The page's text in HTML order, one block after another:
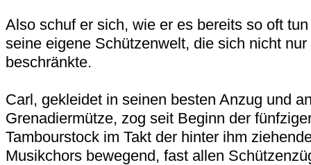
Also schuf er sich, wie er es bereits so oft
seine eigene Schützenwelt, die sich nicht nur
beschränkte.
Carl, gekleidet in seinen besten Anzug und
Grenadiermütze, zog seit Beginn der
Tambourstock im Takt der hinter ihm
Musikchors bewegend, fast allen